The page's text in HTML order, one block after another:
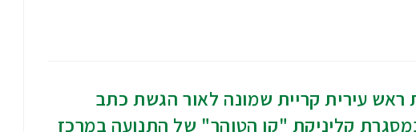
עירית קריית שמונה לאור הגשת כתב
קליניקת "קו הטוהר" של התנועה במרכז